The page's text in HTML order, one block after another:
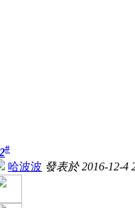
#
哈波波 發表於 2016-12-4